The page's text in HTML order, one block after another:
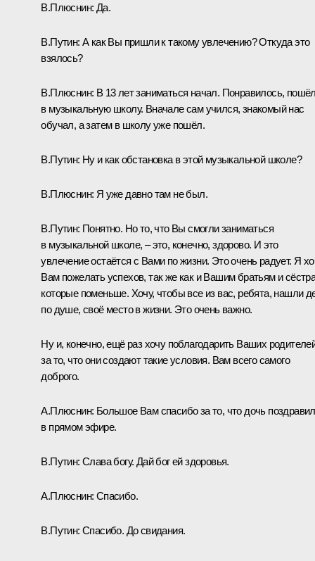
В.Плюснин: Да.
В.Путин: А как Вы пришли к такому увлечению? Откуда это
взялось?
В.Плюснин: В 13 лет заниматься начал. Понравилось,
в музыкальную школу. Вначале сам учился, знакомый нас
обучал, а затем в школу уже пошёл.
В.Путин: Ну и как обстановка в этой музыкальной школе?
В.Плюснин: Я уже давно там не был.
В.Путин: Понятно. Но то, что Вы смогли заниматься
в музыкальной школе, – это, конечно, здорово. И это
увлечение остаётся с Вами по жизни. Это очень радует. Я
Вам пожелать успехов, так же как и Вашим братьям и
которые поменьше. Хочу, чтобы все из вас, ребята, нашли
по душе, своё место в жизни. Это очень важно.
Ну и, конечно, ещё раз хочу поблагодарить Ваших
за то, что они создают такие условия. Вам всего самого
доброго.
А.Плюснин: Большое Вам спасибо за то, что дочь
в прямом эфире.
В.Путин: Слава богу. Дай бог ей здоровья.
А.Плюснин: Спасибо.
В.Путин: Спасибо. До свидания.